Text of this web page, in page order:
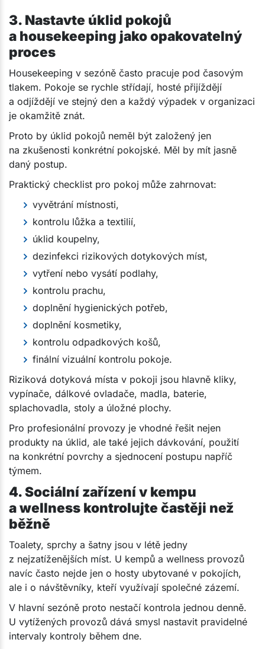
3. Nastavte úklid pokojů
a housekeeping jako opakovatelný
proces
Housekeeping v sezóně často pracuje pod časovým
tlakem. Pokoje se rychle střídají, hosté přijíždějí
a odjíždějí ve stejný den a každý výpadek v organizaci
je okamžitě znát.
Proto by úklid pokojů neměl být založený jen
na zkušenosti konkrétní pokojské. Měl by mít jasně
daný postup.
Praktický checklist pro pokoj může zahrnovat:
vyvětrání místnosti,
kontrolu lůžka a textilií,
úklid koupelny,
dezinfekci rizikových dotykových míst,
vytření nebo vysátí podlahy,
kontrolu prachu,
doplnění hygienických potřeb,
doplnění kosmetiky,
kontrolu odpadkových košů,
finální vizuální kontrolu pokoje.
Riziková dotyková místa v pokoji jsou hlavně kliky,
vypínače, dálkové ovladače, madla, baterie,
splachovadla, stoly a úložné plochy.
Pro profesionální provozy je vhodné řešit nejen
produkty na úklid, ale také jejich dávkování, použití
na konkrétní povrchy a sjednocení postupu napříč
týmem.
4. Sociální zařízení v kempu
a wellness kontrolujte častěji než
běžně
Toalety, sprchy a šatny jsou v létě jedny
z nejzatíženějších míst. U kempů a wellness provozů
navíc často nejde jen o hosty ubytované v pokojích,
ale i o návštěvníky, kteří využívají společné zázemí.
V hlavní sezóně proto nestačí kontrola jednou denně.
U vytížených provozů dává smysl nastavit pravidelné
intervaly kontroly během dne.